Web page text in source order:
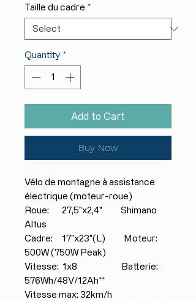
Taille du cadre *
Quantity *
Add to Cart
Buy Now
Vélo de montagne à assistance
électrique (moteur-roue)
Roue: 27,5"x2,4" Shimano
Altus
Cadre: 17"x23"(L) Moteur:
500W (750W Peak)
Vitesse: 1x8 Batterie:
576Wh/48V/12Ah**
Vitesse max: 32km/h